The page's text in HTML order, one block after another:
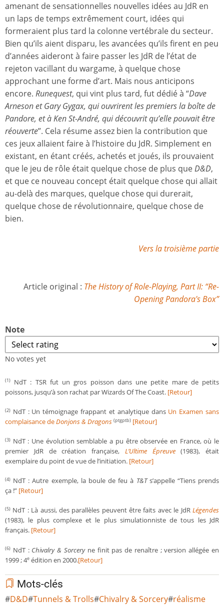
amenant de sensationnelles nouvelles idées au JdR en
un laps de temps extrêmement court, idées qui
formeraient plus tard la colonne vertébrale du secteur.
Bien qu’ils aient disparu, les avancées qu’ils firent en peu
d’années aideront à faire passer les JdR de l’état de
rejeton vacillant du wargame, à quelque chose
approchant une forme d’art. Mais nous anticipons
encore. Runequest, qui vint plus tard, fut dédié à “Dave
Arneson et Gary Gygax, qui ouvrirent les premiers la boîte de
Pandore, et à Ken St-André, qui découvrit qu’elle pouvait être
réouverte”. Cela résume assez bien la contribution que
ces jeux allaient faire à l’histoire du JdR. Simplement en
existant, en étant créés, achetés et joués, ils prouvaient
que le jeu de rôle était quelque chose de plus queD&D,
et que ce nouveau concept était quelque chose qui allait
au-delà des marques, quelque chose qui durerait,
quelque chose de révolutionnaire, quelque chose de
bien.
Vers la troisième partie
Article original : The History of Role-Playing, Part II: “Re-
Opening Pandora's Box”
Note
No votes yet
(1)
NdT : TSR fut un gros poisson dans une petite mare de petits
poissons, jusqu’à son rachat par Wizards Of The Coast. [Retour]
(2) NdT : Un témoignage frappant et analytique dans Un Examen sans
complaisance deDonjons & Dragons (ptgptb) [Retour]
(3) NdT : Une évolution semblable a pu être observée en France, où le
premier JdR de création française, L’Ultime Épreuve(1983), était
exemplaire du point de vue de l’initiation. [Retour]
(4) NdT : Autre exemple, la boule de feu à T&Ts’appelle “Tiens prends
ça !” [Retour]
(5) NdT : Là aussi, des parallèles peuvent être faits avec le JdR Légendes
(1983), le plus complexe et le plus simulationniste de tous les JdR
français. [Retour]
(6) NdT : Chivalry & Sorceryne finit pas de renaître ; version allégée en
1999 ; 4e édition en 2000.[Retour]
Mots-clés
D&D Tunnels & Trolls Chivalry & Sorcery réalisme